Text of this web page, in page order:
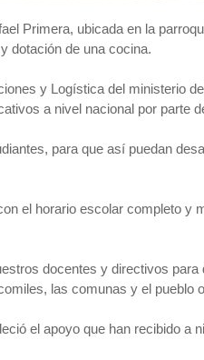
Primera, ubicada en la
dotación de una cocina.
y Logística del ministerio
a nivel nacional por parte
para que así puedan
el horario escolar completo
docentes y directivos
las comunas y el pueblo
el apoyo que han recibido a